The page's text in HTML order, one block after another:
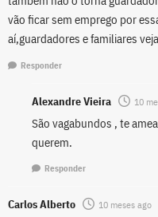
vão ficar sem emprego por
aí,guardadores e familiares
Responder
Alexandre Vieira 10
São vagabundos , te
querem.
Responder
Carlos Alberto 10 meses ago